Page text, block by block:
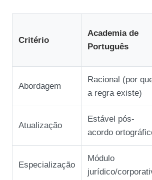
Critério
Academia de
Português
Abordagem
Racional (por
a regra existe)
Atualização
Estável pós-
acordo
Especialização
Módulo
jurídico/